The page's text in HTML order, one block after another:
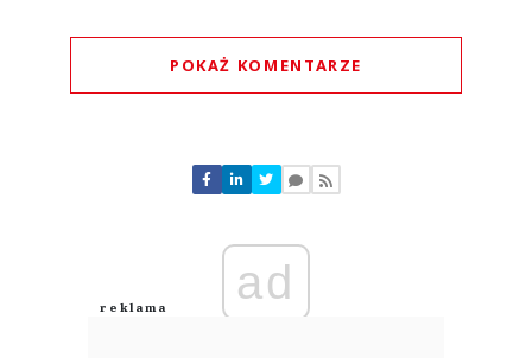
POKAŻ KOMENTARZE
Nie znaleziono komentarzy
Zostaw swoje komentarze
Anuluj
ad